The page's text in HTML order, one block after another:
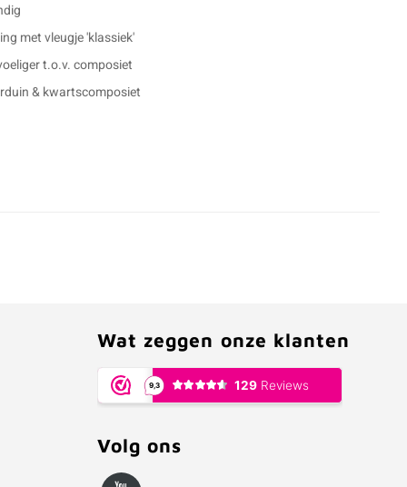
met vleugje 'klassiek'
t.o.v. composiet
& kwartscomposiet
Wat zeggen onze klanten
Volg ons